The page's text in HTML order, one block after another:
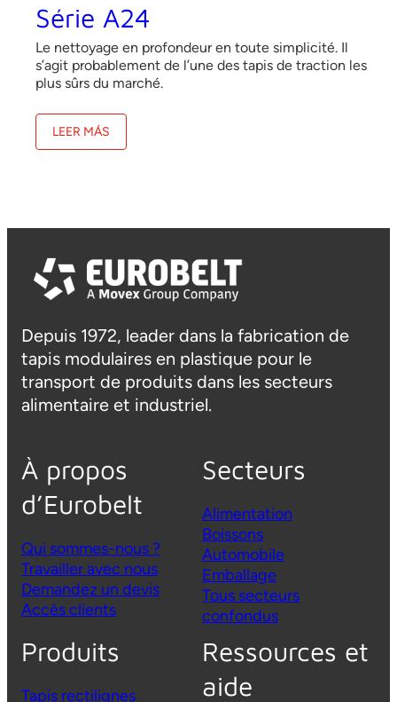
Série A24
Le nettoyage en profondeur en toute simplicité. Il
s’agit probablement de l’une des tapis de traction les
plus sûrs du marché.
LEER MÁS
Depuis 1972, leader dans la fabrication de
tapis modulaires en plastique pour le
transport de produits dans les secteurs
alimentaire et industriel.
À propos
d’Eurobelt
Qui sommes-nous ?
Travailler avec nous
Demandez un devis
Accès clients
Secteurs
Alimentation
Boissons
Automobile
Emballage
Tous secteurs
confondus
Produits
Tapis rectilignes
Ressources et
aide